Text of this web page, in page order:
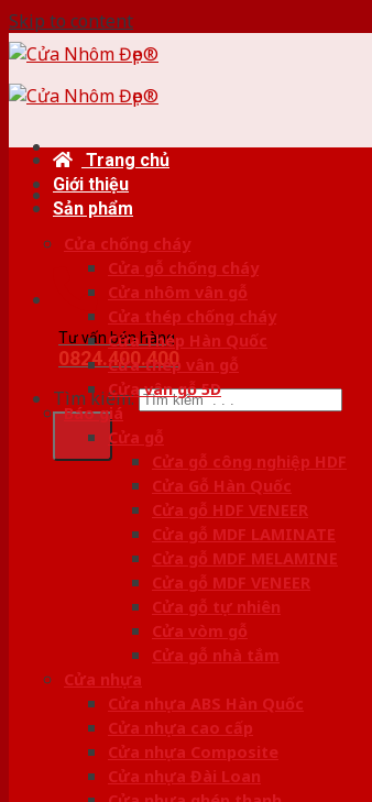
Skip to content
Tư vấn bán hàng
0824.400.400
Tìm kiếm:
Trang chủ
Giới thiệu
Sản phẩm
Cửa chống cháy
Cửa gỗ chống cháy
Cửa nhôm vân gỗ
Cửa thép chống cháy
Cửa Thép Hàn Quốc
Cửa thép vân gỗ
Cửa vân gỗ 5D
Báo giá
Cửa gỗ
Cửa gỗ công nghiệp HDF
Cửa Gỗ Hàn Quốc
Cửa gỗ HDF VENEER
Cửa gỗ MDF LAMINATE
Cửa gỗ MDF MELAMINE
Cửa gỗ MDF VENEER
Cửa gỗ tự nhiên
Cửa vòm gỗ
Cửa gỗ nhà tắm
Cửa nhựa
Cửa nhựa ABS Hàn Quốc
Cửa nhựa cao cấp
Cửa nhựa Composite
Cửa nhựa Đài Loan